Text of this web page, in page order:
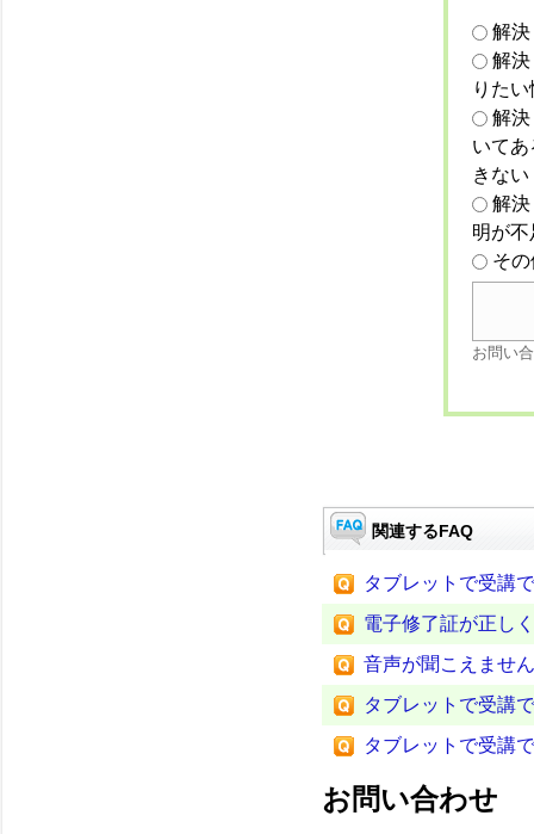
解
解
りた
解
いて
きない
解
明が
そ
お問い
関連するFAQ
タブレットで受講
電子修了証が正し
音声が聞こえませ
タブレットで受講
タブレットで受講
お問い合わせ